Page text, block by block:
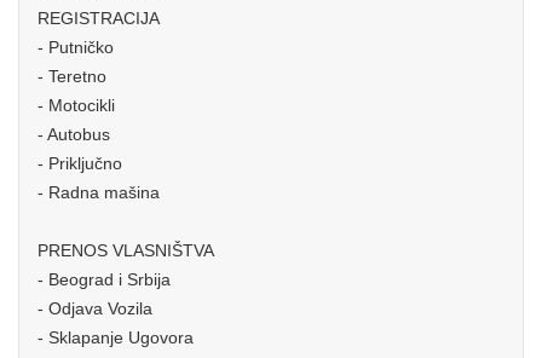
REGISTRACIJA
- Putničko
- Teretno
- Motocikli
- Autobus
- Priključno
- Radna mašina
PRENOS VLASNIŠTVA
- Beograd i Srbija
- Odjava Vozila
- Sklapanje Ugovora